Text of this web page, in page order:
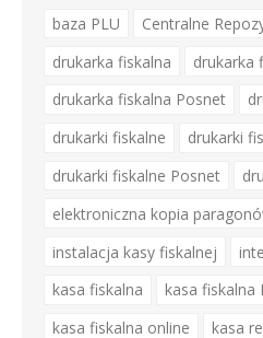
baza PLU
Centralne
drukarka fiskalna
drukarka
drukarka fiskalna Posnet
drukarki fiskalne
drukarki
drukarki fiskalne Posnet
elektroniczna kopia
instalacja kasy fiskalnej
kasa fiskalna
kasa fiskalna
kasa fiskalna online
kasa